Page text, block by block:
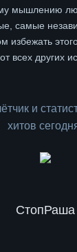
мышлению
самые
избежать
всех других
СтопРаша